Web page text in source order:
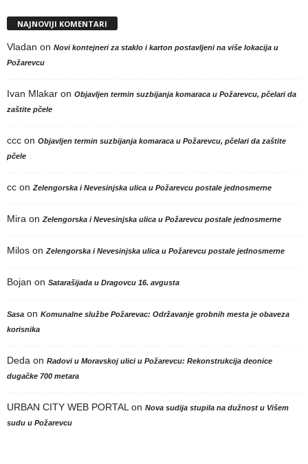
NAJNOVIJI KOMENTARI
Vladan on Novi kontejneri za staklo i karton postavljeni na više lokacija u
Požarevcu
Ivan Mlakar on Objavljen termin suzbijanja komaraca u Požarevcu, pčelari da
zaštite pčele
ccc on Objavljen termin suzbijanja komaraca u Požarevcu, pčelari da zaštite
pčele
cc on Zelengorska i Nevesinjska ulica u Požarevcu postale jednosmerne
Mira on Zelengorska i Nevesinjska ulica u Požarevcu postale jednosmerne
Milos on Zelengorska i Nevesinjska ulica u Požarevcu postale jednosmerne
Bojan on Satarašijada u Dragovcu 16. avgusta
Sasa on Komunalne službe Požarevac: Održavanje grobnih mesta je obaveza
korisnika
Deda on Radovi u Moravskoj ulici u Požarevcu: Rekonstrukcija deonice
dugačke 700 metara
URBAN CITY WEB PORTAL on Nova sudija stupila na dužnost u Višem
sudu u Požarevcu